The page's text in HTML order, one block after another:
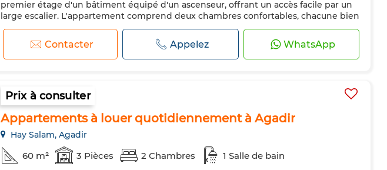
premier étage d'un bâtiment équipé d'un ascenseur, offrant un accès facile par un
large escalier. L'appartement comprend deux chambres confortables, chacune bien
éclairée et dotée de grands placards. Les salles de bain sont conçues avec des
carreaux modernes et l'une d'elles dispose...
Contacter Appelez WhatsApp
Prix à consulter
Appartements à louer quotidiennement à Agadir
Hay Salam, Agadir
60 m² 3 Pièces 2 Chambres 1 Salle de bain